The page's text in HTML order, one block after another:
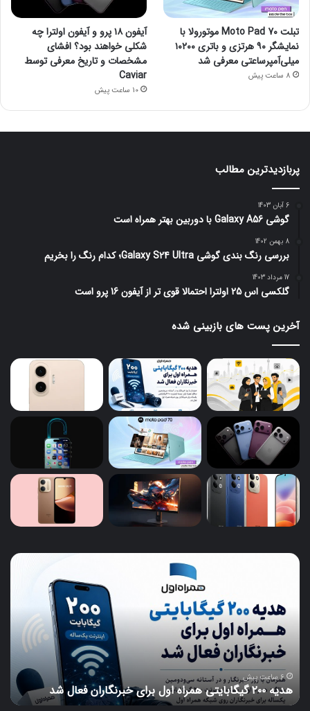
تبلت Moto Pad 70 موتورولا با
نمایشگر ۹۰ هرتزی و باتری ۱۰۲۰۰
میلی‌آمپرساعتی معرفی شد
8 ساعت پیش
آیفون ۱۸ پرو و آیفون اولترا چه
شکلی خواهند بود؟ افشای
مشخصات و تاریخ معرفی توسط
Caviar
10 ساعت پیش
پربازدیدترین مطالب
6 آبان 1403
گوشی Galaxy A56 با دوربین بهتر همراه است
8 بهمن 1402
بررسی رنگ بندی گوشی Galaxy S24 Ultra؛ کدام رنگ را بخریم
17 مرداد 1403
گلکسی اس 25 اولترا احتمالا قوی تر از آیفون 16 پرو است
آخرین پست های بازبینی شده
هدیه
همراه
برای
خبرنگاران
شد 6 ساعت پیش
هدیه ۲۰۰ گیگابایتی همراه اول برای خبرنگاران فعال شد